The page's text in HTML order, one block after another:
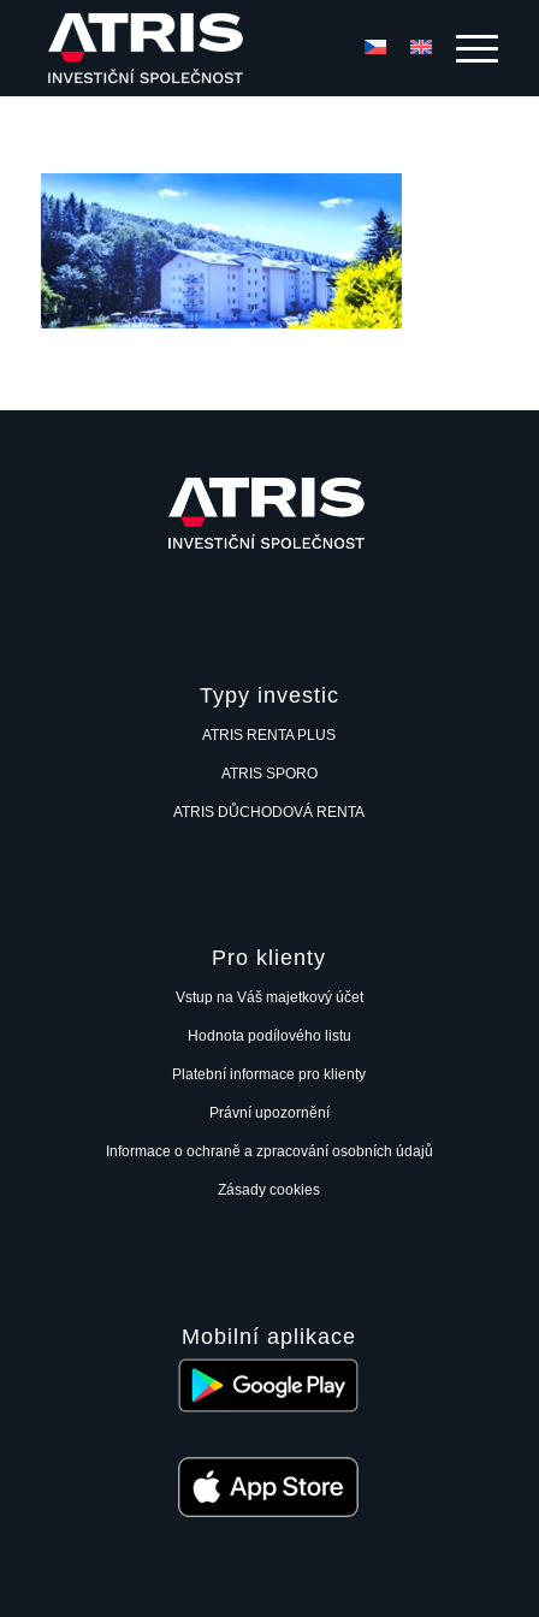
Typy investic
ATRIS RENTA PLUS
ATRIS SPORO
ATRIS DŮCHODOVÁ RENTA
Pro klienty
Vstup na Váš majetkový účet
Hodnota podílového listu
Platební informace pro klienty
Právní upozornění
Informace o ochraně a zpracování osobních údajů
Zásady cookies
Mobilní aplikace